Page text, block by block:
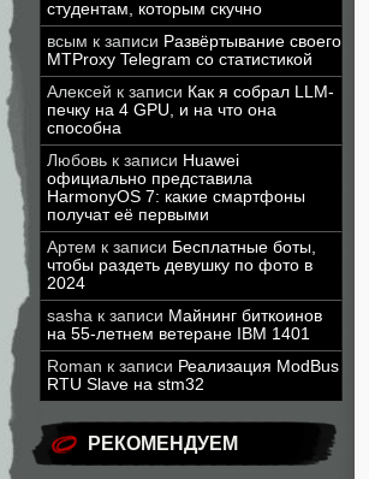
студентам, которым скучно
всым к записи Развёртывание своего
MTProxy Telegram со статистикой
Алексей к записи Как я собрал LLM-
печку на 4 GPU, и на что она
способна
Любовь к записи Huawei
официально представила
HarmonyOS 7: какие смартфоны
получат её первыми
Артем к записи Бесплатные боты,
чтобы раздеть девушку по фото в
2024
sasha к записи Майнинг биткоинов
на 55-летнем ветеране IBM 1401
Roman к записи Реализация ModBus
RTU Slave на stm32
РЕКОМЕНДУЕМ